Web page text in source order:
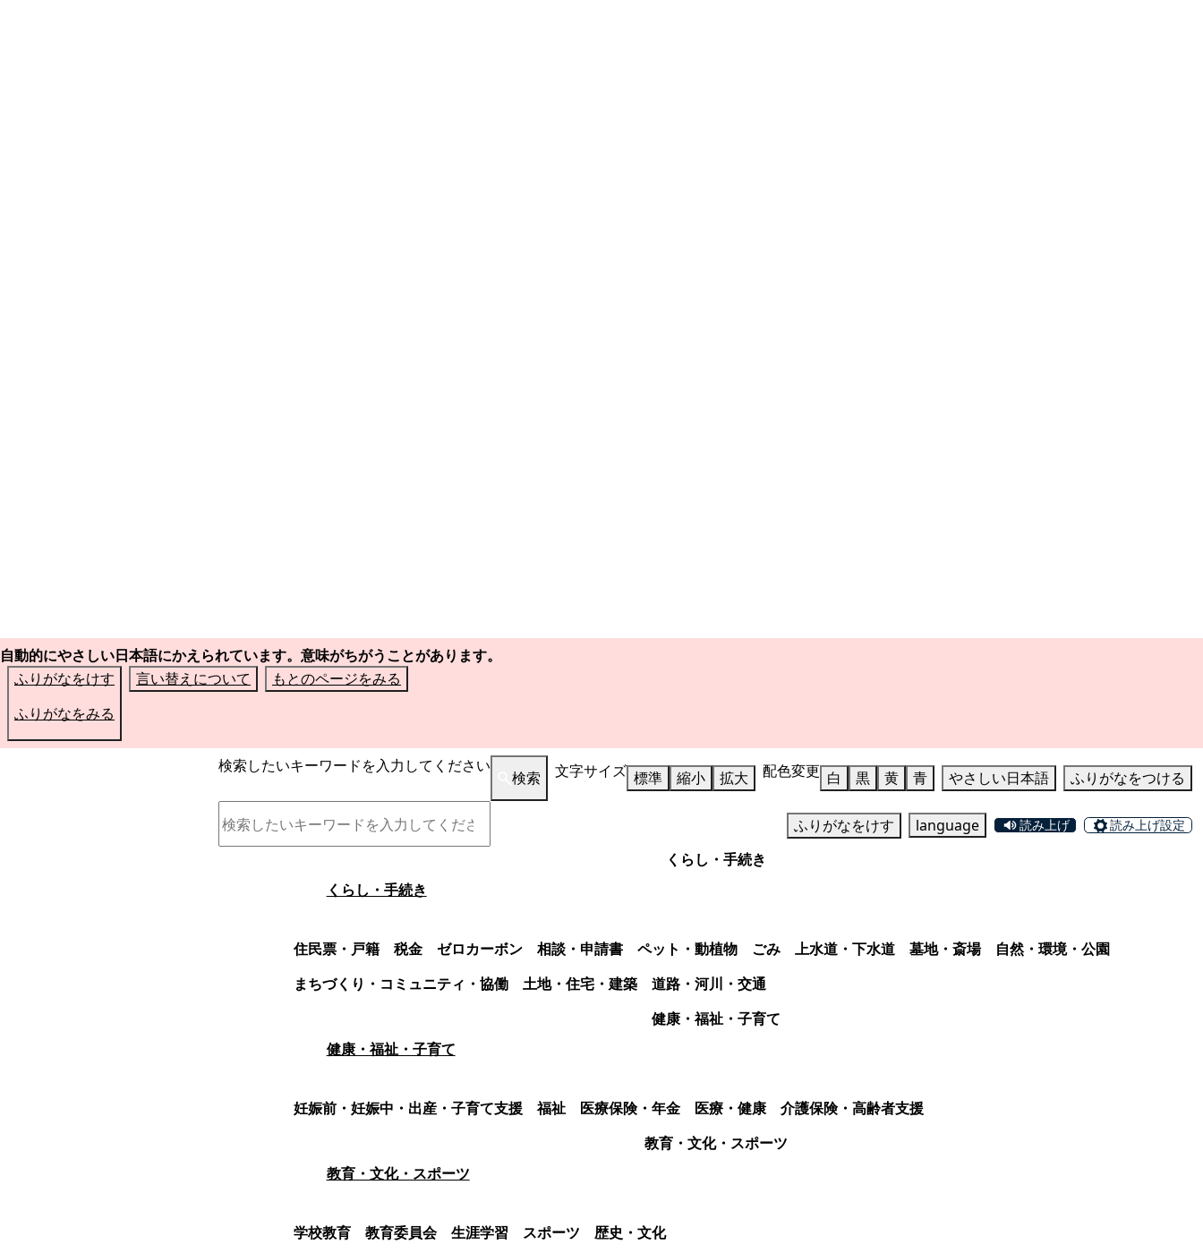
自動的にやさしい日本語にかえられています。意味がちがうことがあります。
ふりがなをけす
ふりがなをみる
言い替えについて もとのページをみる
検索したいキーワードを入力してください
検索 文字サイズ 標準 縮小 拡大 配色変更 白 黒 黄 青 やさしい日本語 ふりがなをつける
ふりがなをけす language 読み上げ 読み上げ設定
くらし・手続き
くらし・手続き
住民票・戸籍 税金 ゼロカーボン 相談・申請書 ペット・動植物 ごみ 上水道・下水道 墓地・斎場
自然・環境・公園
まちづくり・コミュニティ・協働
土地・住宅・建築
道路・河川・交通
健康・福祉・子育て
健康・福祉・子育て
妊娠前・妊娠中・出産・子育て支援 福祉 医療保険・年金 医療・健康
介護保険・高齢者支援
教育・文化・スポーツ
教育・文化・スポーツ
学校教育 教育委員会 生涯学習 スポーツ
歴史・文化